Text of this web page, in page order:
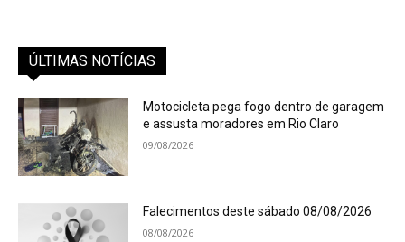
ÚLTIMAS NOTÍCIAS
Motocicleta pega fogo dentro de garagem
e assusta moradores em Rio Claro
09/08/2026
Falecimentos deste sábado 08/08/2026
08/08/2026